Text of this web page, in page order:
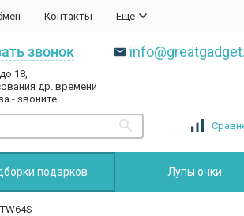
Контакты Ещё
звонок
18,
др. времени
- звоните
подарков Лупы очки